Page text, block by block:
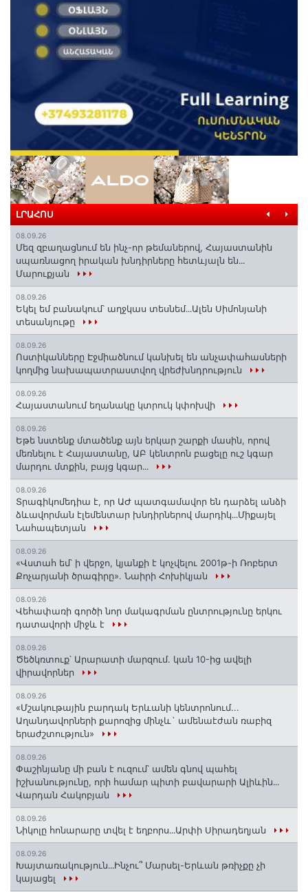
ԼՐԱՀՈՍ
08.09.26
Մեզ զբաղացնում են ինչ-որ թեմաներով, Հայաստանին
սպառնացող իրական խնդիրները հետևյալն են․․․
Մարուքյան
08.09.26
Եկել եմ բանակում՝ աղջկաս տեսնեմ․․․Ալեն Սիմոնյանի
տեսանյութը
08.09.26
Ոստիկանները Էջմիածնում կանխել են անչափահասների
կողմից նախապատրաստվող վրեժխնդրություն
08.09.26
Հայաստանում եղանակը կտրուկ կփոխվի
08.09.26
Եթե նստենք մտածենք այն երկար շարքի մասին, որով
մեռնելու է Հայաստանը, ԱԲ կենտրոն բացելը ուշ կգար
մարդու մտքին, բայց կգար․․․
08.09.26
Տրագիկոմեդիա է, որ ԱԺ պատգամավոր են դարձել անձի
ձևավորման էլեմենտար խնդիրներով մարդիկ․․․Միքայել
Նահապետյան
08.09.26
«Վստահ եմ՝ ի վերջո, կյանքի է կոչվելու 2001թ-ի Ռոբերտ
Քոչարյանի ծրագիրը». Նաիրի Հոխիկյան
08.09.26
Վեհափառի գործի նոր մակագրման ընտրությունը երկու
դատավորի միջև է
08.09.26
Ծեծկռտուք՝ Արարատի մարզում. կան 10-ից ավելի
վիրավորներ
08.09.26
«Մշակութային բարդակ Երևանի կենտրոնում...
Աղանդավորների քարոզից մինչև` ամենաէժան ռաբիզ
երաժշտություն»
08.09.26
Փաշինյանը մի բան է ուզում՝ ամեն գնով պահել
իշխանությունը, որի համար պիտի բավարարի Ալիևին․․․
Վարդան Հակոբյան
08.09.26
Նիկոլը հոնարարը տվել է եղբորս․․․Արփի Սիրադեղյան
08.09.26
Խայտառակություն․․․Ինչու՞ Մարսել-Երևան թռիչքը չի
կայացել